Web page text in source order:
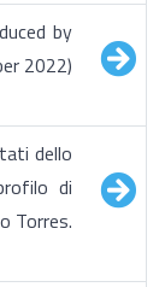
by
2022)
dello
di
Torres.